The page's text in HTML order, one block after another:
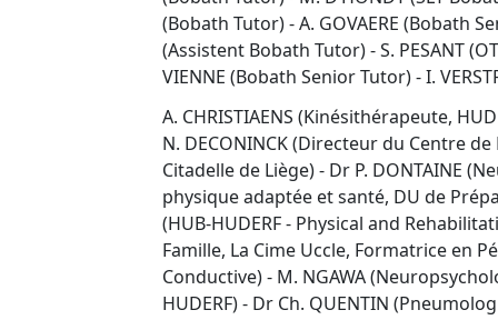
(Bobath Tutor) - A. GOVAERE (Bobath
(Assistent Bobath Tutor) - S. PESANT
VIENNE (Bobath Senior Tutor) - I.
A. CHRISTIAENS (Kinésithérapeute,
N. DECONINCK (Directeur du Centre
Citadelle de Liège) - Dr P. DONTAINE
physique adaptée et santé, DU de
(HUB-HUDERF - Physical and
Famille, La Cime Uccle, Formatrice en
Conductive) - M. NGAWA
HUDERF) - Dr Ch. QUENTIN